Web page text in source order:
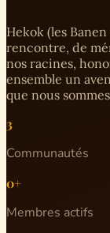
Hekok (les
rencontre, de
nos racines,
ensemble un
que nous
3
Communautés
0+
Membres actifs